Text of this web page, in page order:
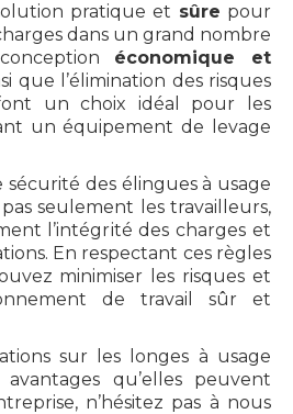
pratique et sûre pour
dans un grand nombre
économique et
que l’élimination des risques
un choix idéal pour les
un équipement de levage
sécurité des élingues à usage
seulement les travailleurs,
l’intégrité des charges et
En respectant ces règles
minimiser les risques et
de travail sûr et
sur les longes à usage
qu’elles peuvent
n’hésitez pas à nous